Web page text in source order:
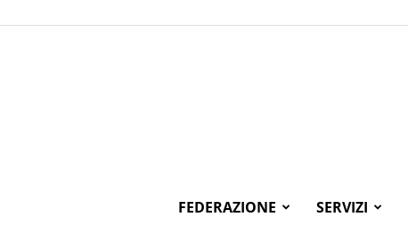
FEDERAZIONE SERVIZI